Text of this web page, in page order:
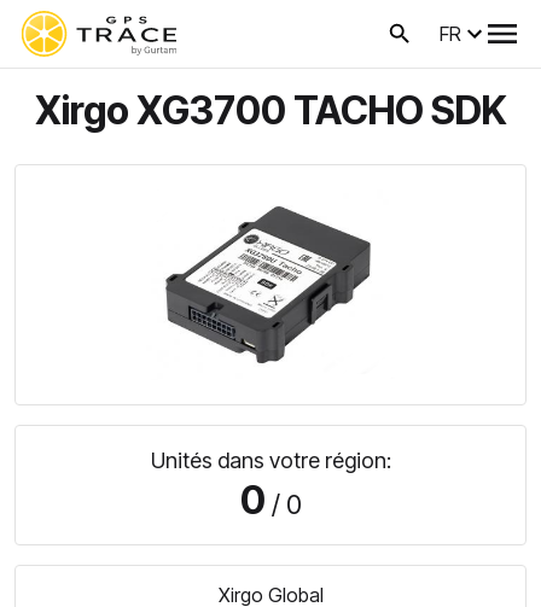
FR
Xirgo XG3700 TACHO SDK
Unités dans votre région:
0 / 0
Xirgo Global